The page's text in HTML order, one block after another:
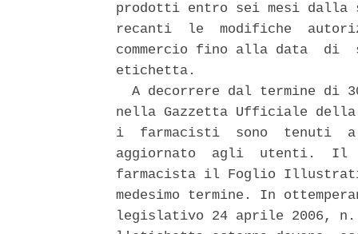
prodotti entro sei mesi dalla
recanti  le  modifiche
commercio fino alla data  di
etichetta.
A decorrere dal termine di
nella Gazzetta Ufficiale
i  farmacisti  sono  tenuti
aggiornato  agli  utenti.  Il
farmacista il Foglio
medesimo termine. In
legislativo 24 aprile 2006,